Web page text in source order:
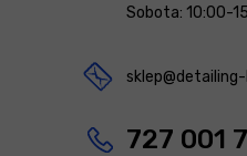
Sobota: 10:00-
sklep@detailing-
727 001